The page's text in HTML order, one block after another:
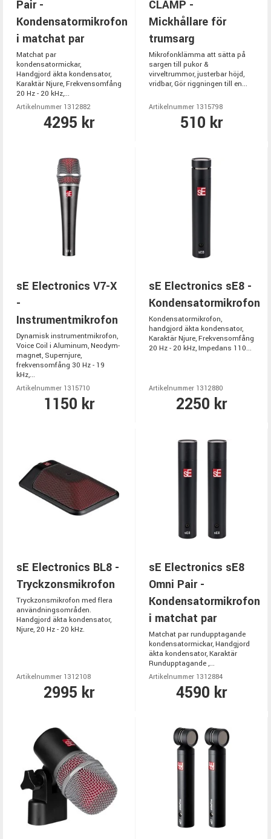
Pair -
Kondensatormikrofon
i matchat par
Matchat par
kondensatormickar,
Handgjord äkta kondensator,
Karaktär Njure, Frekvensomfång
20 Hz - 20 kHz,...
Artikelnummer 1312882
4295 kr
CLAMP -
Mickhållare för
trumsarg
Mikrofonklämma att sätta på
sargen till pukor &
virveltrummor, justerbar höjd,
vridbar, Gör riggningen till en...
Artikelnummer 1315798
510 kr
sE Electronics V7-X
-
Instrumentmikrofon
Dynamisk instrumentmikrofon,
Voice Coil i Aluminum, Neodym-
magnet, Supernjure,
frekvensomfång 30 Hz - 19
kHz,...
Artikelnummer 1315710
1150 kr
sE Electronics sE8 -
Kondensatormikrofon
Kondensatormikrofon,
handgjord äkta kondensator,
Karaktär Njure, Frekvensomfång
20 Hz - 20 kHz, Impedans 110...
Artikelnummer 1312880
2250 kr
sE Electronics BL8 -
Tryckzonsmikrofon
Tryckzonsmikrofon med flera
användningsområden.
Handgjord äkta kondensator,
Njure, 20 Hz - 20 kHz.
Artikelnummer 1312108
2995 kr
sE Electronics sE8
Omni Pair -
Kondensatormikrofon
i matchat par
Matchat par rundupptagande
kondensatormickar, Handgjord
äkta kondensator, Karaktär
Rundupptagande ,...
Artikelnummer 1312884
4590 kr